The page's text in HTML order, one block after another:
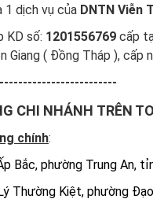
1 dịch vụ của DNTN Viễn
KD số: 1201556769 cấp
Giang ( Đồng Tháp ), cấp
CHI NHÁNH TRÊN
chính:
Bắc, phường Trung An,
Thường Kiệt, phường